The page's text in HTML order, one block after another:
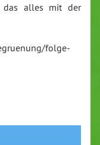
das alles mit der
​folge-​